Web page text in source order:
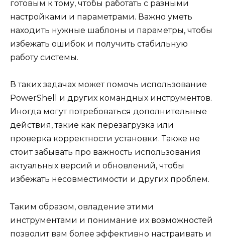
готовым к тому, чтобы работать с разными
настройками и параметрами. Важно уметь
находить нужные шаблоны и параметры, чтобы
избежать ошибок и получить стабильную
работу системы.
В таких задачах может помочь использование
PowerShell и других командных инструментов.
Иногда могут потребоваться дополнительные
действия, такие как перезагрузка или
проверка корректности установки. Также не
стоит забывать про важность использования
актуальных версий и обновлений, чтобы
избежать несовместимости и других проблем.
Таким образом, овладение этими
инструментами и понимание их возможностей
позволит вам более эффективно настраивать и